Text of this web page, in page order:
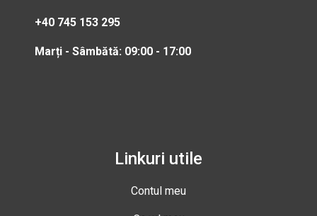
+40 745 153 295
Marți - Sâmbătă: 09:00 - 17:00
Linkuri utile
Contul meu